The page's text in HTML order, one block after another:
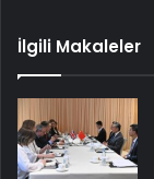
İlgili Makaleler